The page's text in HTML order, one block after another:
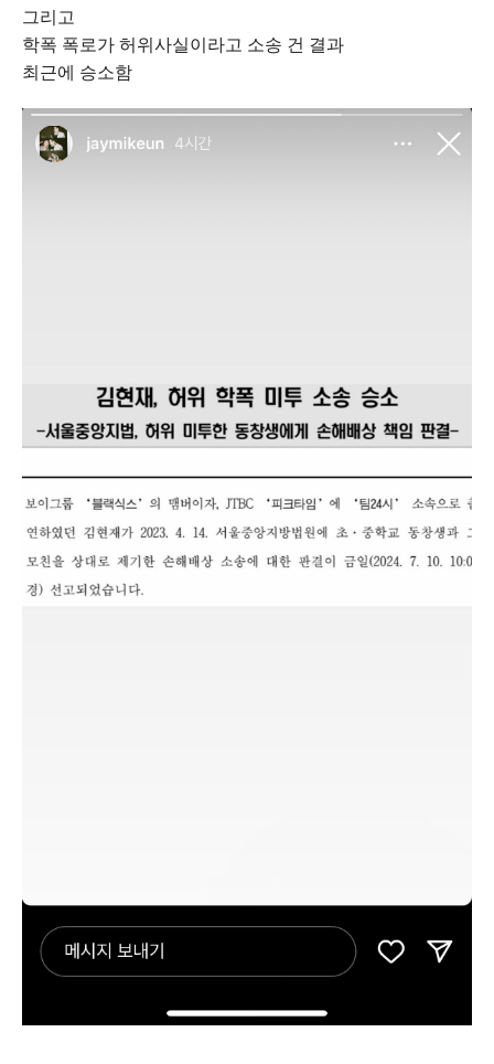
그리고
학폭 폭로가 허위사실이라고 소송 건 결과
최근에 승소함